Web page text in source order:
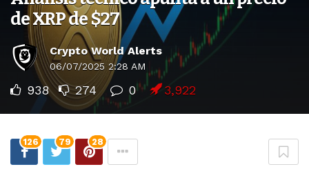
de XRP de $27
Crypto World Alerts
06/07/2025 2:28 AM
938 274 0 3,922
126 79 28